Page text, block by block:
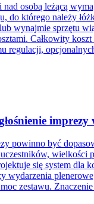
osobą leżącą
do którego należy
wynajmie sprzętu
Całkowity koszt
regulacji,
imprezy
powinno być
wielkości
się system dla
wydarzenia
zestawu.